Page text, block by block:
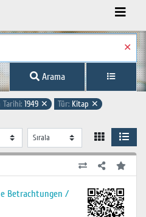
✕
Arama
Tarihi: 1949 ✕ Tür: Kitap ✕
Betrachtungen /